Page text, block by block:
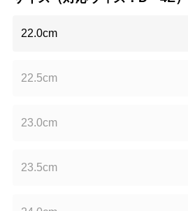
22.0cm
22.5cm
23.0cm
23.5cm